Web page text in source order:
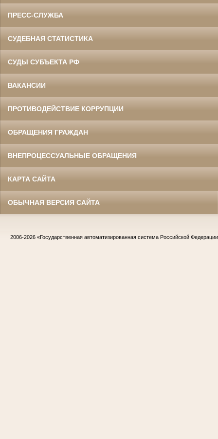
ПРЕСС-СЛУЖБА
СУДЕБНАЯ СТАТИСТИКА
СУДЫ СУБЪЕКТА РФ
ВАКАНСИИ
ПРОТИВОДЕЙСТВИЕ КОРРУПЦИИ
ОБРАЩЕНИЯ ГРАЖДАН
ВНЕПРОЦЕССУАЛЬНЫЕ ОБРАЩЕНИЯ
КАРТА САЙТА
ОБЫЧНАЯ ВЕРСИЯ САЙТА
2006-2026 «Государственная автоматизированная система Российской